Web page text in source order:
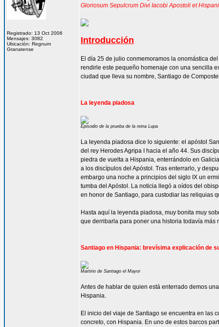
Registrado: 13 Oct 2006
Mensajes: 3082
Ubicación: Regnum
Granatense
Gloriosum Sepulcrum Divi Iacobi Apostoli et
Introducción
El día 25 de julio conmemoramos la onomástica
rendirle este pequeño homenaje con una sencilla
ciudad que lleva su nombre, Santiago de
La leyenda piadosa
Episodio de la prueba de la reina Lupa
La leyenda piadosa dice lo siguiente: el apóstol
del rey Herodes Agripa I hacia el año 44. Sus
piedra de vuelta a Hispania, enterrándolo en
a los discípulos del Apóstol. Tras enterrarlo, y
embargo una noche a principios del siglo IX un
tumba del Apóstol. La noticia llegó a oídos del
en honor de Santiago, para custodiar las reliquias
Hasta aquí la leyenda piadosa, muy bonita muy
que derribarla para poner una historia todavía
Santiago en Hispania: brevísima explicación de
Martirio de Santiago el Mayor
Antes de hablar de quien está enterrado demos
Hispania.
El inicio del viaje de Santiago se encuentra en las
concreto, con Hispania. En uno de estos barcos